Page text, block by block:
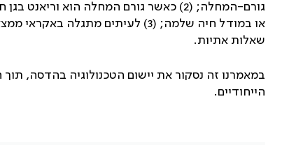
גורם-המחלה; (2) כאשר גורם המחלה הוא
או במודל חיה שלמה; (3) לעיתים
שאלות אתיות.
במאמרנו זה נסקור את יישום הטכנולוגיה בהדסה,
הייחודיים.